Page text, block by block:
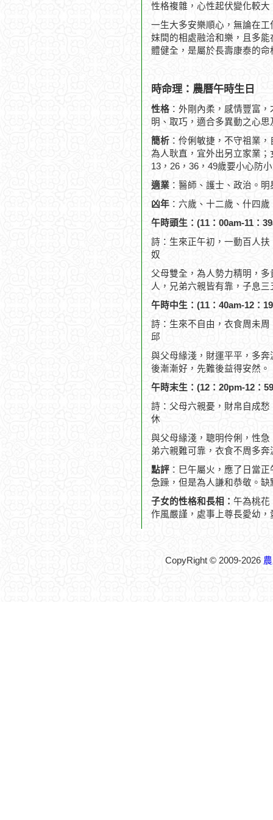
性格複雜，心性起伏變化較
一生大多安樂順心，無論在
妹間的相處融洽和樂，且多
體健全，是屬於長壽康泰的命
時命理：農曆午時生日
性格 ：外剛內柔，感情豐富
明、取巧，適合多異動之心思
簡析 ：伶俐敏捷，不守祖業
為人耿直，宜外出另立家業
13，26，36，49歲要小心防
適業 ：醫師、護士、政治。
凶年 ：六歲、十二歲、什四
午時頭生：(11：00am-11：
詩：生來正午初，一動百人
奴
父母雙全，為人勢力精明，
人，兄弟六親皆有靠，子息三
午時中生：(11：40am-12：
詩：生來不自由，衣食周未
邱
與父母緣淺，財運平平，多
後漸漸好，先難後益得安然。
午時末生：(12：20pm-12：
詩：父母六親憂，財帛自成
休
與父母緣淺，聰明伶俐，性
弟六親難可靠，衣食不周多奔
點評 ：巳午屬火，應了日當
急躁，但是為人謙和恭敬。
子女的性格和長相： 午為桃花
作風嚴謹，處事上尊長愛幼，
CopyRight © 2009-2026